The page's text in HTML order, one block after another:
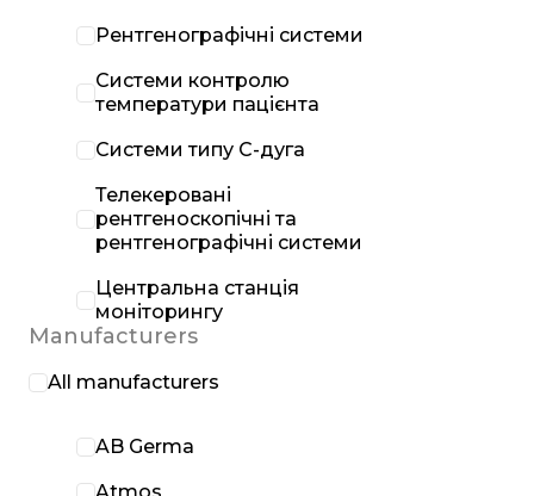
Рентгенографічні системи
Системи контролю
температури пацієнта
Системи типу С-дуга
Телекеровані
рентгеноскопічні та
рентгенографічні системи
Центральна станція
моніторингу
Manufacturers
All manufacturers
AB Germa